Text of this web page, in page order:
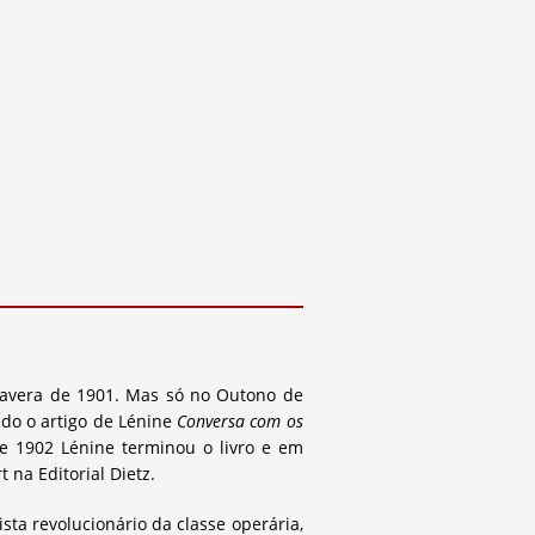
de 1901. Mas só no Outono de
o artigo de Lénine Conversa com os
1902 Lénine terminou o livro e em
na Editorial Dietz.
revolucionário da classe operária,